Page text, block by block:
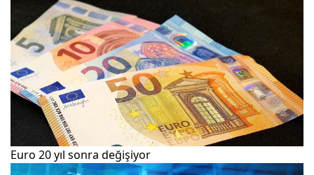
Euro 20 yıl sonra değişiyor